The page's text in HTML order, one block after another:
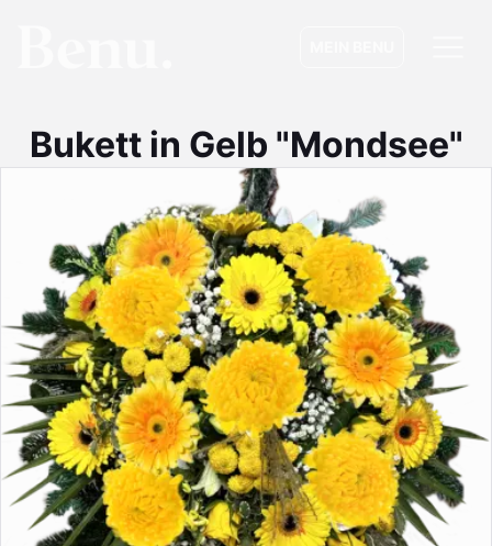
Bukett in Gelb "Mondsee"